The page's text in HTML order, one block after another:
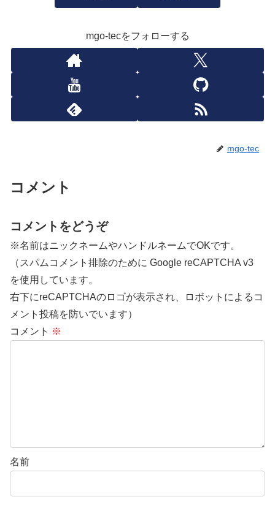
mgo-tecをフォローする
mgo-tec
コメント
コメントをどうぞ
※名前はニックネームやハンドルネームでOKです。
（スパムコメント排除のために Google reCAPTCHA v3
を使用しています。
右下にreCAPTCHAのロゴが表示され、ロボットによるコ
メント投稿を防いでいます）
コメント ※
名前